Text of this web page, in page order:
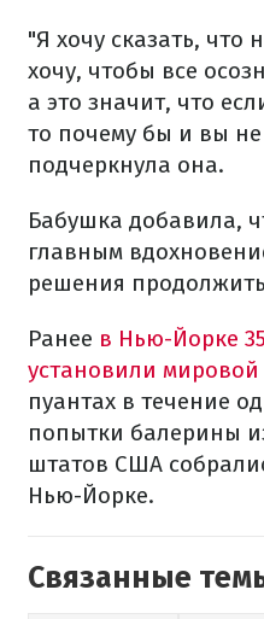
"Я хочу сказать, что
хочу, чтобы все
а это значит, что
то почему бы и вы
подчеркнула она.
Бабушка добавила,
главным
решения
Ранее в Нью-Йорке
установили мировой
пуантах в течение
попытки балерины
штатов США
Нью-Йорке.
Связанные